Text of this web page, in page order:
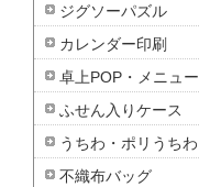
ジグソーパズル
カレンダー印刷
卓上POP・メニュー
ふせん入りケース
うちわ・ポリうちわ
不織布バッグ